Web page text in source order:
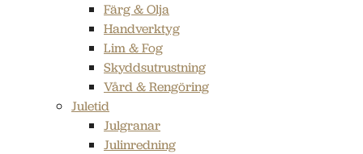
Färg & Olja
Handverktyg
Lim & Fog
Skyddsutrustning
Vård & Rengöring
Juletid
Julgranar
Julinredning